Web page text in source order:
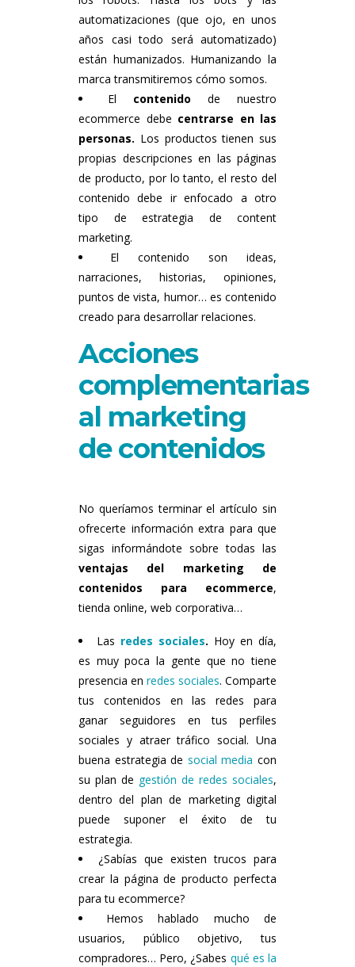
automatizaciones (que ojo, en unos
años casi todo será automatizado)
están humanizados. Humanizando la
marca transmitiremos cómo somos.
El contenido de nuestro
ecommerce debe centrarse en las
personas. Los productos tienen sus
propias descripciones en las páginas
de producto, por lo tanto, el resto del
contenido debe ir enfocado a otro
tipo de estrategia de content
marketing.
El contenido son ideas,
narraciones, historias, opiniones,
puntos de vista, humor… es contenido
creado para desarrollar relaciones.
Acciones
complementarias
al marketing
de contenidos
No queríamos terminar el artículo sin
ofrecerte información extra para que
sigas informándote sobre todas las
ventajas del marketing de
contenidos para ecommerce,
tienda online, web corporativa…
Las redes sociales. Hoy en día,
es muy poca la gente que no tiene
presencia en redes sociales. Comparte
tus contenidos en las redes para
ganar seguidores en tus perfiles
sociales y atraer tráfico social. Una
buena estrategia de social media con
su plan de gestión de redes sociales,
dentro del plan de marketing digital
puede suponer el éxito de tu
estrategia.
¿Sabías que existen trucos para
crear la página de producto perfecta
para tu ecommerce?
Hemos hablado mucho de
usuarios, público objetivo, tus
compradores… Pero, ¿Sabes qué es la